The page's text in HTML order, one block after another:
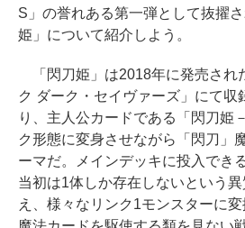
S」の誉れある第一弾として抜擢
姫」について紹介しよう。
「閃刀姫」は2018年に発売され
ク ダーク・セイヴァーズ」にて収
り、主人公カードである「閃刀姫
ク形態に変身させながら「閃刀」
ーマだ。メインデッキに投入でき
当初は1体しか存在しないという
え、様々なリンク1モンスターに変